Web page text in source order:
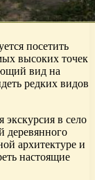
посетить
высоких точек
вид на
редких видов
в село
деревянного
архитектуре и
настоящие